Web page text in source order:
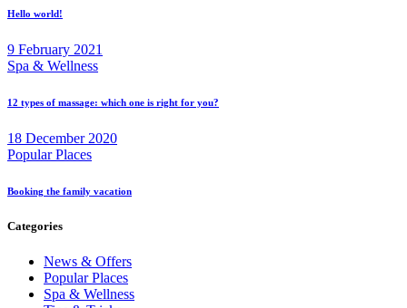
Hello world!
9 February 2021
Spa & Wellness
12 types of massage: which one is right for you?
18 December 2020
Popular Places
Booking the family vacation
Categories
News & Offers
Popular Places
Spa & Wellness